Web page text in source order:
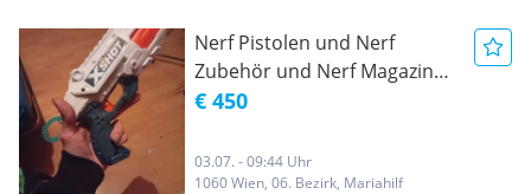
Nerf Pistolen und Nerf
Zubehör und Nerf Magazin
Sammlung guten Zustand
€ 450
03.07. - 09:44 Uhr
1060 Wien, 06. Bezirk, Mariahilf